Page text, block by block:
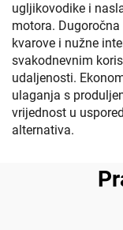
ugljikovodike i
motora.
kvarove i nužne
svakodnevnim
udaljenosti.
ulaganja s
vrijednost u
alternativa.